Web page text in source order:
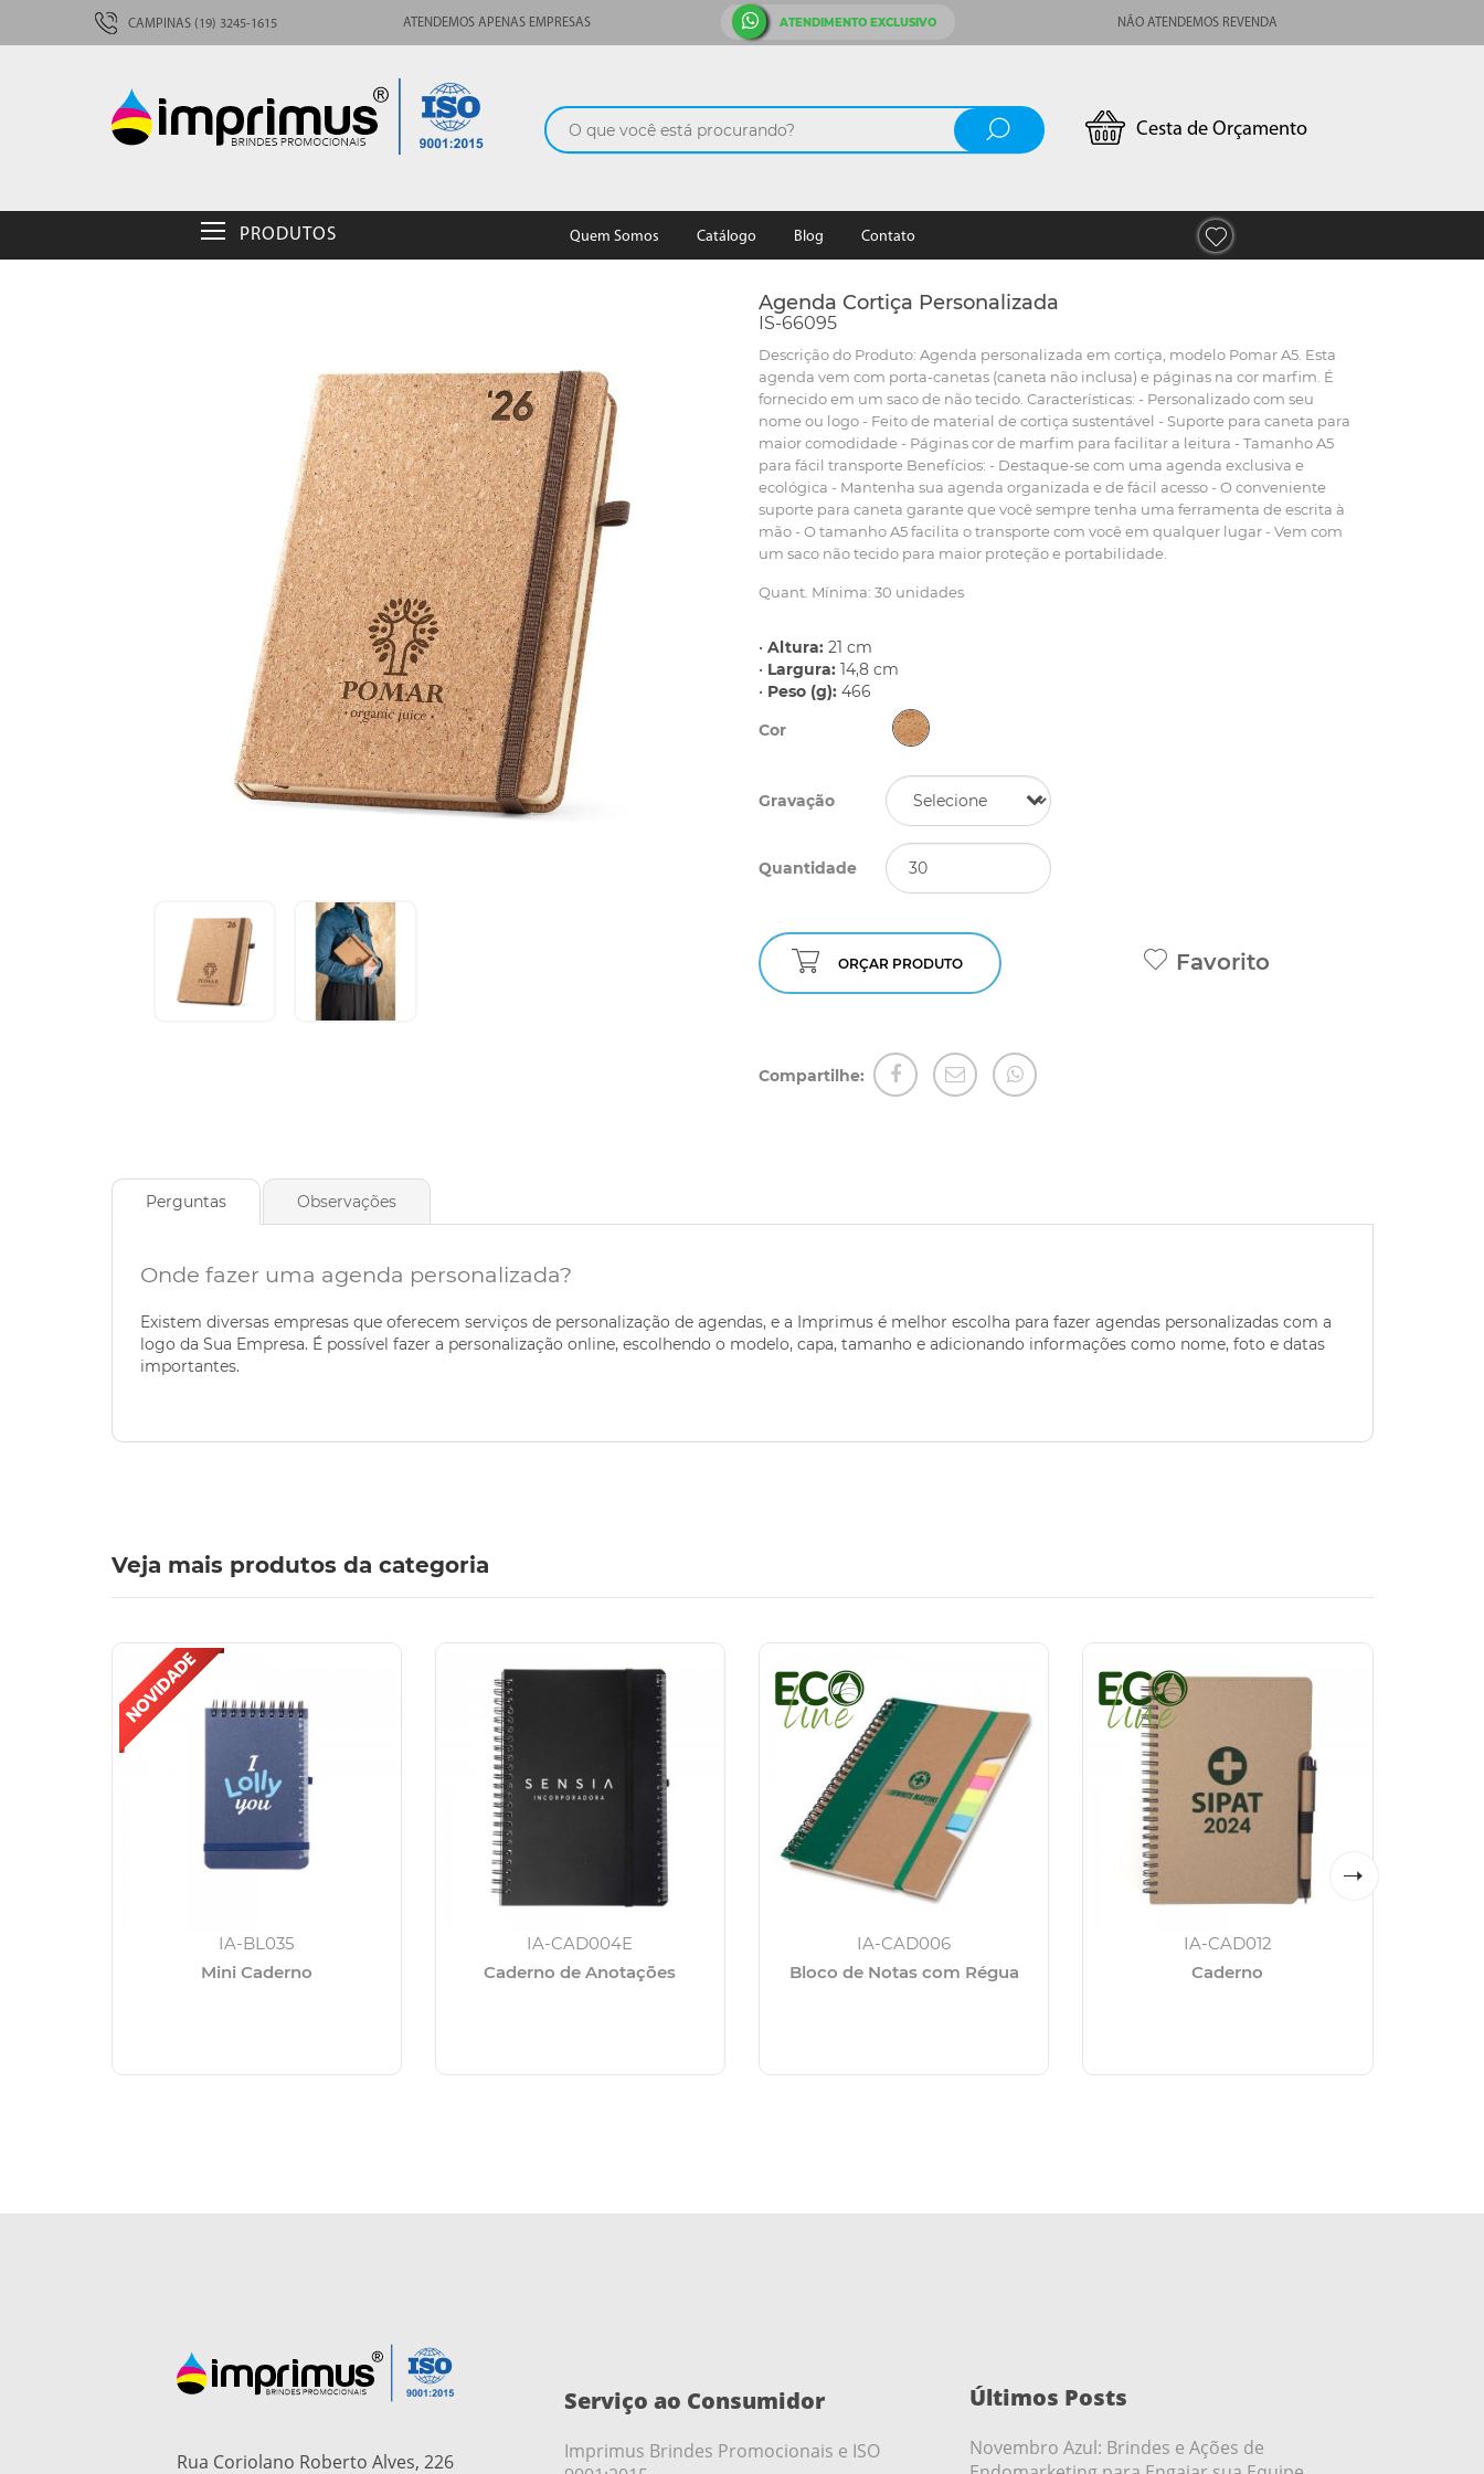
CAMPINAS (19) 3245-1615 ATENDEMOS APENAS EMPRESAS ATENDIMENTO EXCLUSIVO NÃO ATENDEMOS REVENDA
Cesta de Orçamento
PRODUTOS Quem Somos Catálogo Blog Contato
Agenda Cortiça Personalizada
IS-66095
Descrição do Produto: Agenda personalizada em cortiça, modelo Pomar A5. Esta
agenda vem com porta-canetas (caneta não inclusa) e páginas na cor marfim. É
fornecido em um saco de não tecido. Características: - Personalizado com seu
nome ou logo - Feito de material de cortiça sustentável - Suporte para caneta para
maior comodidade - Páginas cor de marfim para facilitar a leitura - Tamanho A5
para fácil transporte Benefícios: - Destaque-se com uma agenda exclusiva e
ecológica - Mantenha sua agenda organizada e de fácil acesso - O conveniente
suporte para caneta garante que você sempre tenha uma ferramenta de escrita à
mão - O tamanho A5 facilita o transporte com você em qualquer lugar - Vem com
um saco não tecido para maior proteção e portabilidade.
Quant. Mínima: 30 unidades
• Altura: 21 cm
• Largura: 14,8 cm
• Peso (g): 466
Cor
Gravação
Quantidade
ORÇAR PRODUTO Favorito
Compartilhe:
Perguntas Observações
Onde fazer uma agenda personalizada?
Existem diversas empresas que oferecem serviços de personalização de agendas, e a Imprimus é melhor escolha para fazer agendas personalizadas com a
logo da Sua Empresa. É possível fazer a personalização online, escolhendo o modelo, capa, tamanho e adicionando informações como nome, foto e datas
importantes.
Veja mais produtos da categoria
IA-BL035
Mini Caderno
IA-CAD004E
Caderno de Anotações
IA-CAD006
Bloco de Notas com Régua
IA-CAD012
Caderno
Rua Coriolano Roberto Alves, 226
Serviço ao Consumidor
Imprimus Brindes Promocionais e ISO
Últimos Posts
Novembro Azul: Brindes e Ações de